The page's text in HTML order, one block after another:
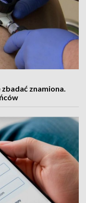
zbadać znamiona.